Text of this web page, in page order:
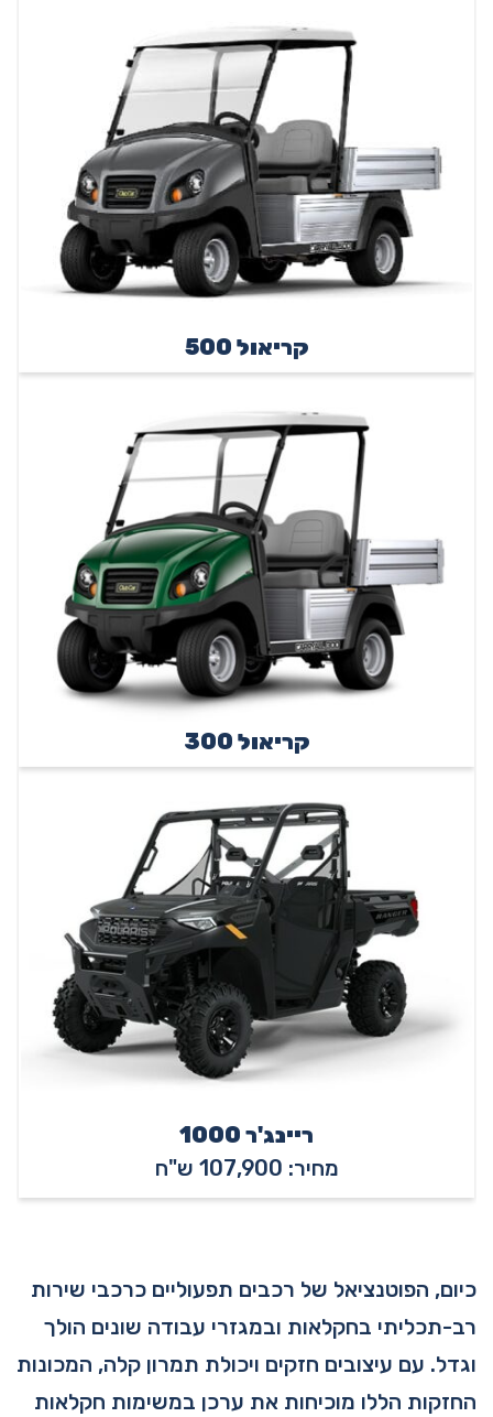
קריאול 500
קריאול 300
ריינג'ר 1000
מחיר: 107,900 ש"ח
כיום, הפוטנציאל של רכבים תפעוליים כרכבי שירות
רב-תכליתי בחקלאות ובמגזרי עבודה שונים הולך
וגדל. עם עיצובים חזקים ויכולת תמרון קלה, המכונות
החזקות הללו מוכיחות את ערכן במשימות חקלאות